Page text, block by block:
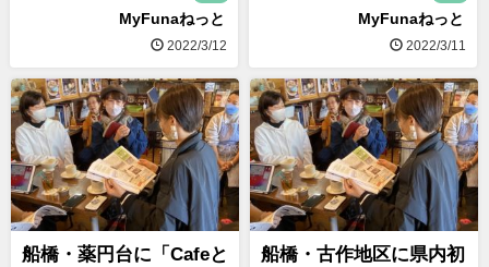
MyFunaねっと
2022/3/12
MyFunaねっと
2022/3/11
船橋・薬円台に「Cafeと
船橋・古作地区に県内初